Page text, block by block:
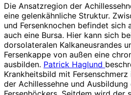
Die Ansatzregion der
eine gelenkähnliche Struktur.
und Fersenknochen befindet sich
auch eine Bursa. Hier kann sich
dorsolateralen Kalkaneusrandes
Fersenkappe von außen eine
ausbilden. Patrick Haglund
Krankheitsbild mit
der Achillessehne und